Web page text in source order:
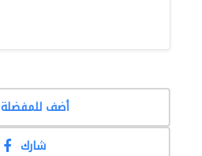
أضف للمفضلة
شارك